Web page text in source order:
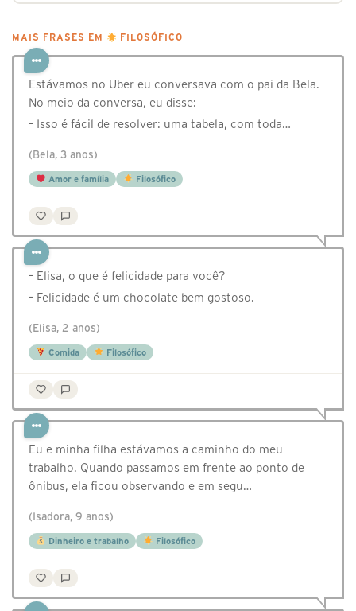
MAIS FRASES EM FILOSÓFICO
Estávamos no Uber eu conversava com o pai da Bela.
No meio da conversa, eu disse:
– Isso é fácil de resolver: uma tabela, com toda…
(Bela, 3 anos)
Amor e família Filosófico
– Elisa, o que é felicidade para você?
– Felicidade é um chocolate bem gostoso.
(Elisa, 2 anos)
Comida Filosófico
Eu e minha filha estávamos a caminho do meu
trabalho. Quando passamos em frente ao ponto de
ônibus, ela ficou observando e em segu…
(Isadora, 9 anos)
Dinheiro e trabalho Filosófico